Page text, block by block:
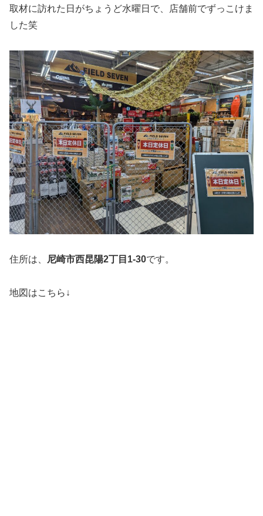
取材に訪れた日がちょうど水曜日で、店舗前でずっこけま
した笑
住所は、 尼崎市西昆陽2丁目1-30です。
地図はこちら↓